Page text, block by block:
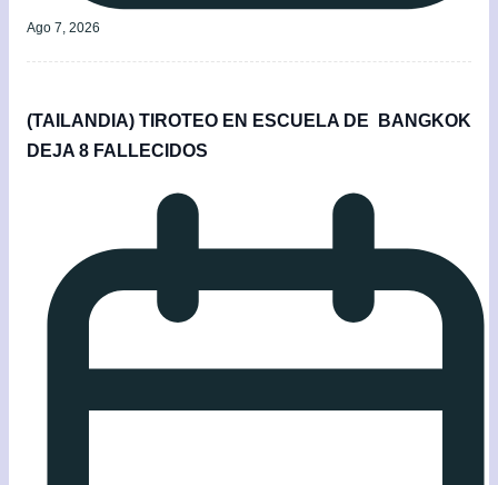
Ago 7, 2026
(TAILANDIA) TIROTEO EN ESCUELA DE BANGKOK
DEJA 8 FALLECIDOS